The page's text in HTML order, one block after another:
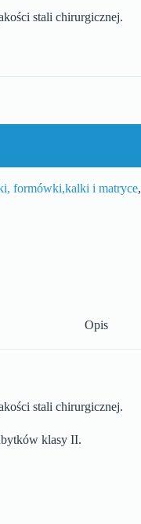
stali chirurgicznej.
formówki,kalki i matryce,
Opis
stali chirurgicznej.
klasy II.